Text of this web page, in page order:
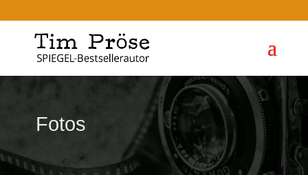
Fotos